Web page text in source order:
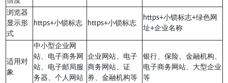
浏览器
显示形
式
https+小锁标志 https+小锁标志
https+小锁标志+绿色网
址+企业名称
适用对
象
中小型企业网
站、电子商务网
站、电子邮局服
务器、个人网站
企业网站、电子
商务网站、证
券、金融机构等
银行、保险、金融机构、
电子商务网站、大型企业
等